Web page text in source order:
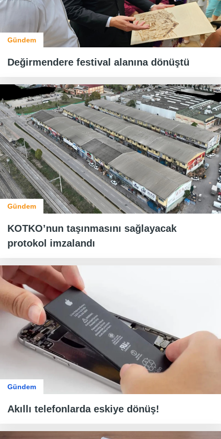
Gündem
Değirmendere festival alanına dönüştü
Gündem
KOTKO’nun taşınmasını sağlayacak
protokol imzalandı
Gündem
Akıllı telefonlarda eskiye dönüş!